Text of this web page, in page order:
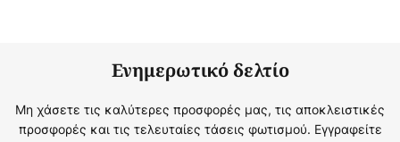
Ενημερωτικό δελτίο
Μη χάσετε τις καλύτερες προσφορές μας, τις αποκλειστικές
προσφορές και τις τελευταίες τάσεις φωτισμού. Εγγραφείτε